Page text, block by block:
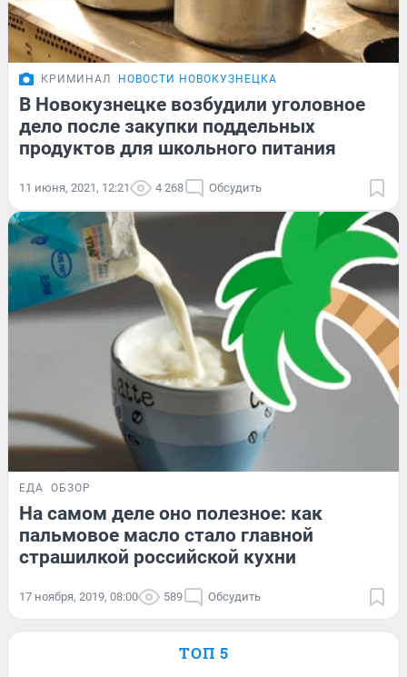
КРИМИНАЛ НОВОСТИ НОВОКУЗНЕЦКА
В Новокузнецке возбудили уголовное
дело после закупки поддельных
продуктов для школьного питания
11 июня, 2021, 12:21 4 268 Обсудить
ЕДА ОБЗОР
На самом деле оно полезное: как
пальмовое масло стало главной
страшилкой российской кухни
17 ноября, 2019, 08:00 589 Обсудить
ТОП 5